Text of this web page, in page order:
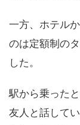
一方、ホテル
のは定額制の
した。
駅から乗った
友人と話して